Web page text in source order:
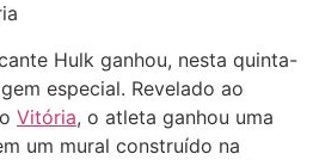
Hulk ganhou, nesta quinta-
especial. Revelado ao
Vitória, o atleta ganhou uma
um mural construído na